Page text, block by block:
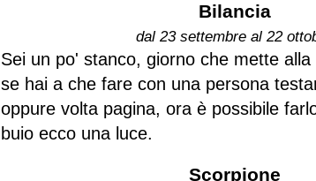
Bilancia
dal 23 settembre al 22
Sei un po' stanco, giorno che mette
se hai a che fare con una persona
oppure volta pagina, ora è possibile
buio ecco una luce.
Scorpione